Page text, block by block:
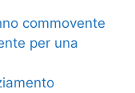
commovente
per una